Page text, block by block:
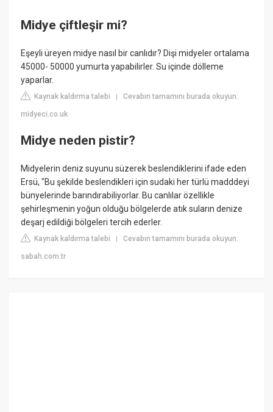
Midye çiftleşir mi?
Eşeyli üreyen midye nasıl bir canlıdır? Dişi midyeler ortalama
45000- 50000 yumurta yapabilirler. Su içinde dölleme
yaparlar.
Kaynak kaldırma talebi |Cevabın tamamını burada okuyun:
midyeci.co.uk
Midye neden pistir?
Midyelerin deniz suyunu süzerek beslendiklerini ifade eden
Ersü, "Bu şekilde beslendikleri için sudaki her türlü madddeyi
bünyelerinde barındırabiliyorlar. Bu canlılar özellikle
şehirleşmenin yoğun olduğu bölgelerde atık suların denize
deşarj edildiği bölgeleri tercih ederler.
Kaynak kaldırma talebi |Cevabın tamamını burada okuyun:
sabah.com.tr